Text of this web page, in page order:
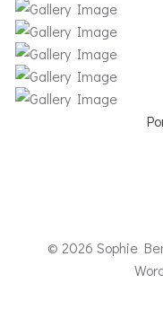
© 2026 Sophie